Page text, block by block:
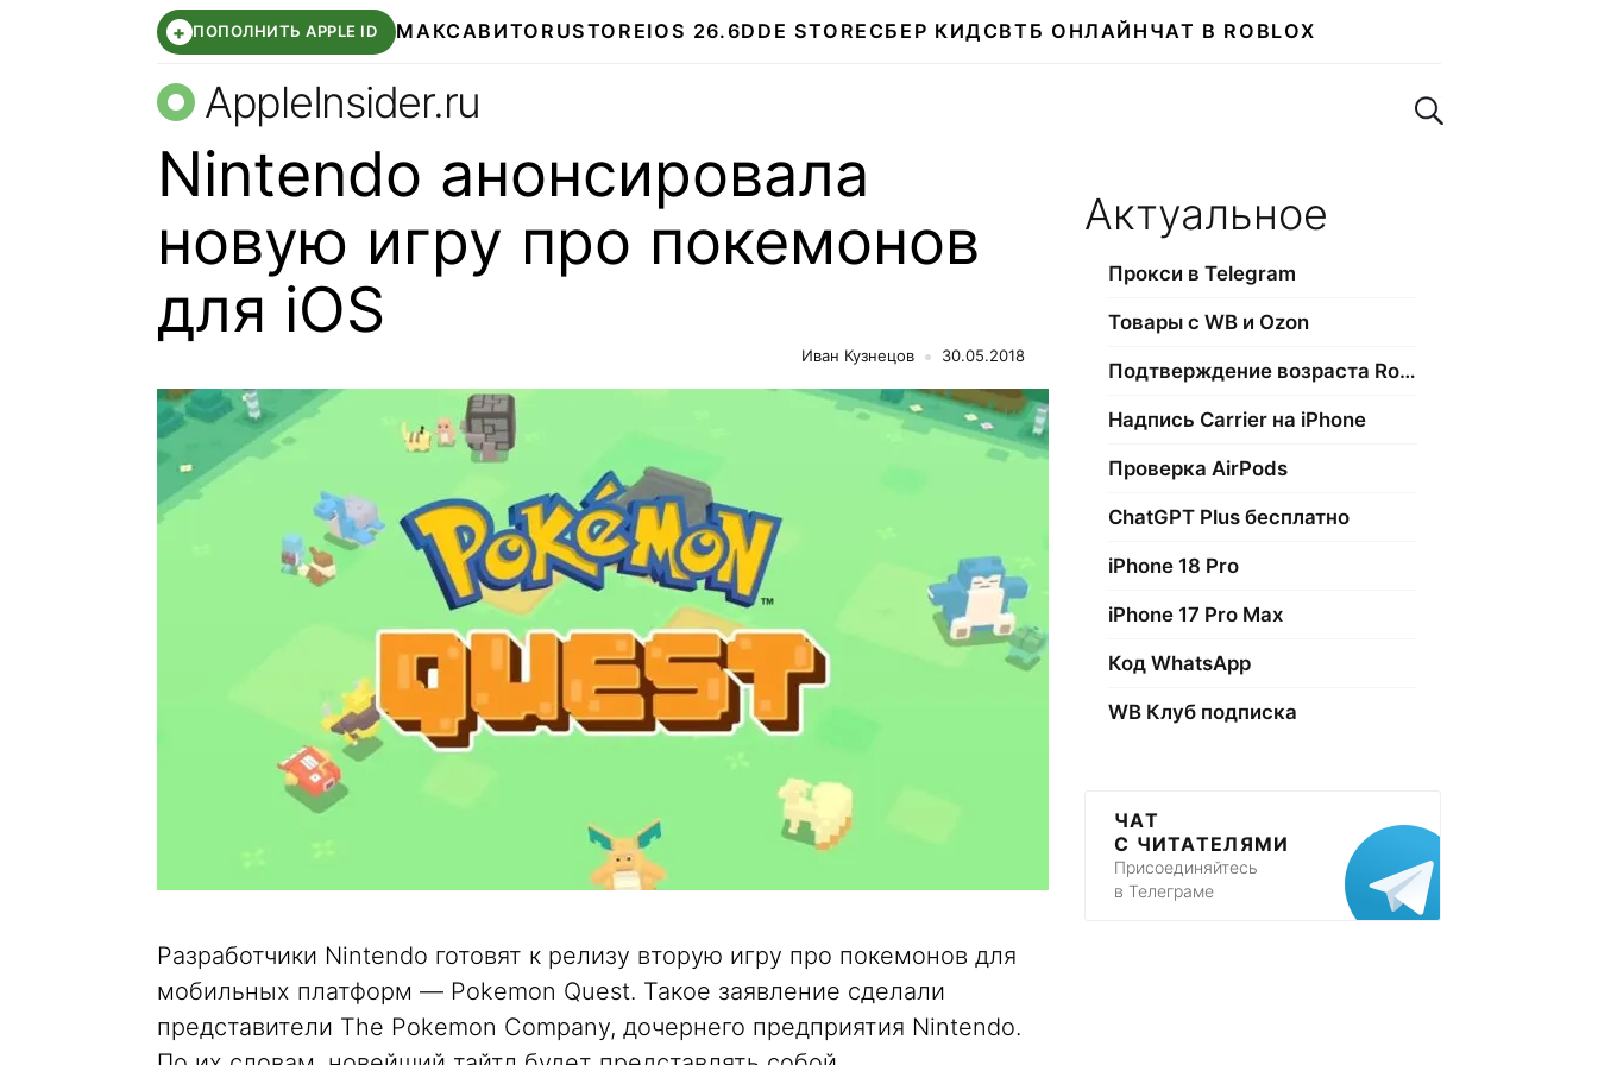
+ ПОПОЛНИТЬ APPLE ID МАКСАВИТО RUSTOREIOS 26.6DDE STORE СБЕР КИДСВТБ ОНЛАЙН ЧАТ В ROBLOX
AppleInsider.ru Поиск по сайту
Nintendo анонсировала
новую игру про покемонов
для iOS
Иван Кузнецов 30.05.2018
Разработчики Nintendo готовят к релизу вторую игру про покемонов для
мобильных платформ — Pokemon Quest. Такое заявление сделали
представители The Pokemon Company, дочернего предприятия Nintendo.
Актуальное
Прокси в Telegram
Товары с WB и Ozon
Подтверждение возраста Roblox
Надпись Carrier на iPhone
Проверка AirPods
ChatGPT Plus бесплатно
iPhone 18 Pro
iPhone 17 Pro Max
Код WhatsApp
WB Клуб подписка
ЧАТ
С ЧИТАТЕЛЯМИ
Присоединяйтесь
в Телеграме